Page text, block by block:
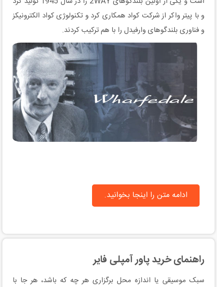
و با پیتر واکر از شرکت کواد همکاری کرد و تکنولوژی کواد الکترونیکز
و فناوری بلندگوهای وارفیدل را با هم ترکیب کردند.
ادامه متن را اینجا بخوانید.
راهنمای خرید پاور آمپلی فایر
سبک موسیقی یا اندازه محل برگزاری هر چه که باشد، هر جا با